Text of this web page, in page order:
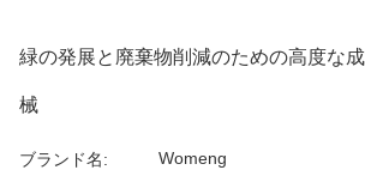
緑の発展と廃棄物削減のための高度な
械
ブランド名: Womeng